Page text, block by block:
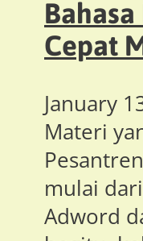
Cepat
January
Materi
mulai
Adword